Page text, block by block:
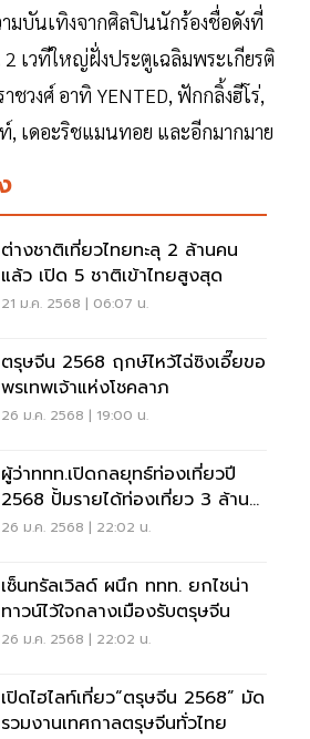
มบันเทิงจากศิลปินนักร้องชื่อดังที่
เวทีใหญ่ฝั่งประตูเฉลิมพระเกียรติ
ชวงศ์ อาทิ YENTED, ฟักกลิ้งฮีโร่,
, เดอะริชแมนทอย และอีกมากมาย
ต่างชาติเที่ยวไทยทะลุ 2 ล้านคน
แล้ว เปิด 5 ชาติเข้าไทยสูงสุด
21 ม.ค. 2568 | 06:07 น.
ตรุษจีน 2568 ฤกษ์ไหว้ไฉ่ซิงเอี๊ยขอ
พรเทพเจ้าแห่งโชคลาภ
26 ม.ค. 2568 | 19:00 น.
ผู้ว่าททท.เปิดกลยุทธ์ท่องเที่ยวปี
2568 ปั้มรายได้ท่องเที่ยว 3 ล้าน
ล้าน
26 ม.ค. 2568 | 22:02 น.
เซ็นทรัลเวิลด์ ผนึก ททท. ยกไชน่า
ทาวน์ไว้ใจกลางเมืองรับตรุษจีน
26 ม.ค. 2568 | 22:02 น.
เปิดไฮไลท์เที่ยว“ตรุษจีน 2568” มัด
รวมงานเทศกาลตรุษจีนทั่วไทย